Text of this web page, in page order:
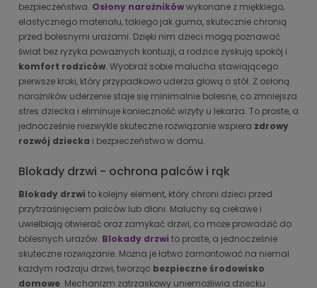
bezpieczeństwa. Osłony narożnikówwykonane z miękkiego,
elastycznego materiału, takiego jak guma, skutecznie chronią
przed bolesnymi urazami. Dzięki nim dzieci mogą poznawać
świat bez ryzyka poważnych kontuzji, a rodzice zyskują spokój i
komfort rodziców. Wyobraź sobie malucha stawiającego
pierwsze kroki, który przypadkowo uderza głową o stół. Z osłoną
narożników uderzenie staje się minimalnie bolesne, co zmniejsza
stres dziecka i eliminuje konieczność wizyty u lekarza. To proste, a
jednocześnie niezwykle skuteczne rozwiązanie wspiera zdrowy
rozwój dziecka i bezpieczeństwo w domu.
Blokady drzwi - ochrona palców i rąk
Blokady drzwi to kolejny element, który chroni dzieci przed
przytrzaśnięciem palców lub dłoni. Maluchy są ciekawe i
uwielbiają otwierać oraz zamykać drzwi, co może prowadzić do
bolesnych urazów. Blokady drzwi to proste, a jednocześnie
skuteczne rozwiązanie. Można je łatwo zamontować na niemal
każdym rodzaju drzwi, tworząc bezpieczne środowisko
domowe. Mechanizm zatrzaskowy uniemożliwia dziecku